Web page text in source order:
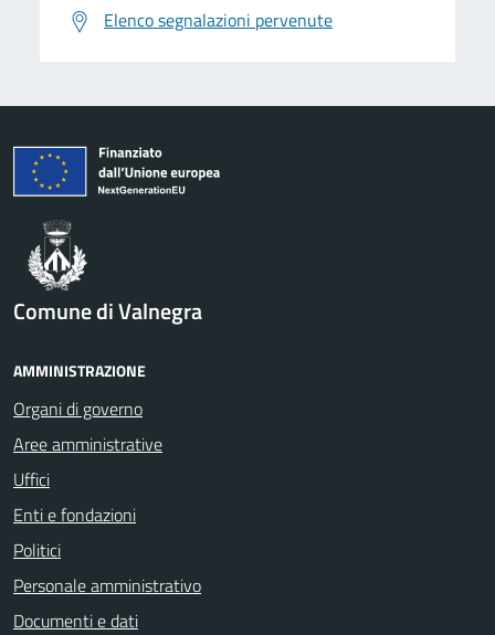
Elenco segnalazioni pervenute
Comune di Valnegra
AMMINISTRAZIONE
Organi di governo
Aree amministrative
Uffici
Enti e fondazioni
Politici
Personale amministrativo
Documenti e dati